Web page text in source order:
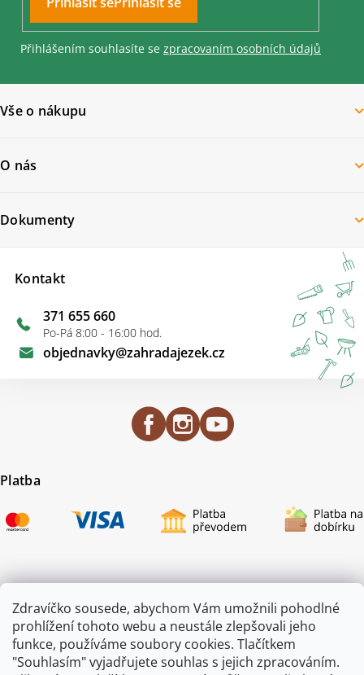
Zdravíčko sousede, abychom Vám umožnili pohodlné
prohlížení tohoto webu a neustále zlepšovali jeho
funkce, používáme soubory cookies. Tlačítkem
"Souhlasím" vyjadřujete souhlas s jejich zpracováním.
Přihlášením souhlasíte se zpracovaním osobních údajů
Vše o nákupu
O nás
Kontakt
objednavky@zahradajezek.cz
371 655 660
Po-Pá 8:00 - 16:00 hod.
Dokumenty
Platba